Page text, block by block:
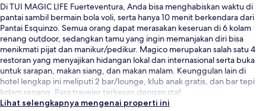
Di TUI MAGIC LIFE Fuerteventura, Anda bisa menghabiskan waktu di
pantai sambil bermain bola voli, serta hanya 10 menit berkendara dari
Pantai Esquinzo. Semua orang dapat merasakan keseruan di 6 kolam
renang outdoor, sedangkan tamu yang ingin memanjakan diri bisa
menikmati pijat dan manikur/pedikur. Magico merupakan salah satu 4
restoran yang menyajikan hidangan lokal dan internasional serta buka
untuk sarapan, makan siang, dan makan malam. Keunggulan lain di
hotel lengkap ini meliputi 2 bar/lounge, klub anak gratis, dan bar tepi
kolam renang. Para traveler terkesan dengan staf.
Lihat selengkapnya mengenai properti ini